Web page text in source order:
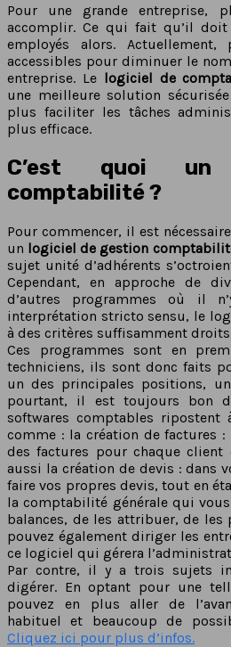
Pour une grande entreprise,
accomplir. Ce qui fait qu’il
employés alors.
accessibles pour diminuer le
entreprise. Le logiciel de
une meilleure solution
plus faciliter les tâches
plus efficace.
C’est quoi
comptabilité ?
Pour commencer, il est
un logiciel de gestion
sujet unité d’adhérents
Cependant, en approche de
d’autres programmes où il
interprétation stricto sensu, le
à des critères suffisamment
Ces programmes sont en
techniciens, ils sont donc faits
un des principales positions,
pourtant, il est toujours bon
softwares comptables ripostent
comme : la création de factures
des factures pour chaque client
aussi la création de devis : dans
faire vos propres devis, tout en
la comptabilité générale qui
balances, de les attribuer, de les
pouvez également diriger les
ce logiciel qui gérera
Par contre, il y a trois sujets
digérer. En optant pour une
pouvez en plus aller de
habituel et beaucoup de
Cliquez ici pour plus d’infos.